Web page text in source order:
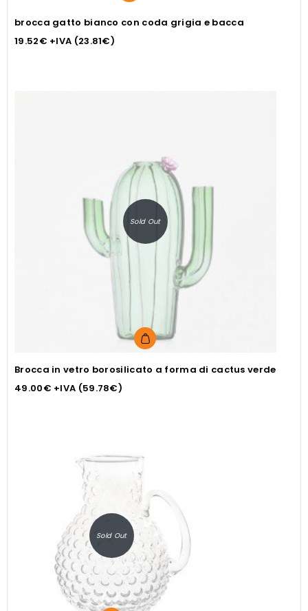
brocca gatto bianco con coda grigia e bacca
19.52€ +IVA (23.81€)
Sold Out
Brocca in vetro borosilicato a forma di cactus verde
49.00€ +IVA (59.78€)
Sold Out